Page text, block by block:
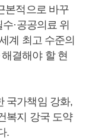
본적으로 바꾸
·공공의료 위
계 최고 수준의
결해야 할 현
국가책임 강화,
복지 강국 도약
.